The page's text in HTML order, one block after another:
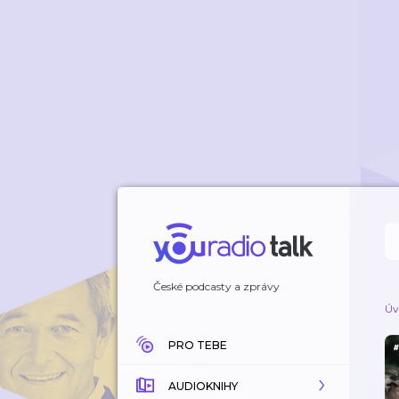
České podcasty a zprávy
PRO TEBE
AUDIOKNIHY